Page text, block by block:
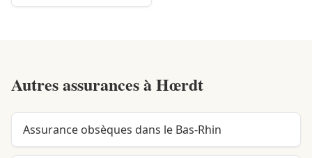
Autres assurances àHœrdt
Assurance obsèques dans le Bas-Rhin